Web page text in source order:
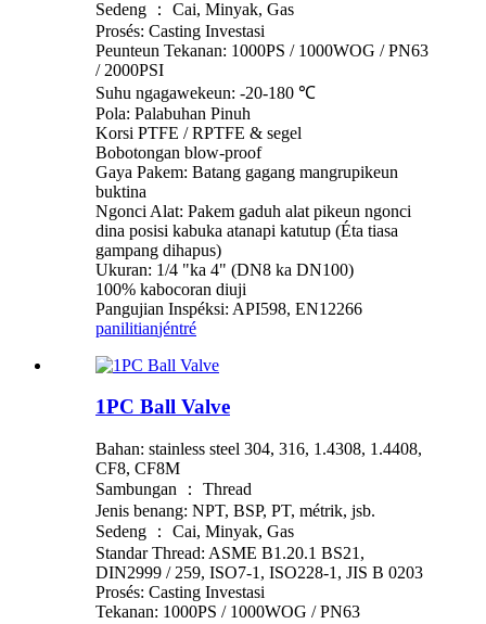
Sedeng ： Cai, Minyak, Gas
Prosés: Casting Investasi
Peunteun Tekanan: 1000PS / 1000WOG / PN63
/ 2000PSI
Suhu ngagawekeun: -20-180 ℃
Pola: Palabuhan Pinuh
Korsi PTFE / RPTFE & segel
Bobotongan blow-proof
Gaya Pakem: Batang gagang mangrupikeun
buktina
Ngonci Alat: Pakem gaduh alat pikeun ngonci
dina posisi kabuka atanapi katutup (Éta tiasa
gampang dihapus)
Ukuran: 1/4 "ka 4" (DN8 ka DN100)
100% kabocoran diuji
Pangujian Inspéksi: API598, EN12266
panilitianjéntré
1PC Ball Valve
Bahan: stainless steel 304, 316, 1.4308, 1.4408,
CF8, CF8M
Sambungan ： Thread
Jenis benang: NPT, BSP, PT, métrik, jsb.
Sedeng ： Cai, Minyak, Gas
Standar Thread: ASME B1.20.1 BS21,
DIN2999 / 259, ISO7-1, ISO228-1, JIS B 0203
Prosés: Casting Investasi
Tekanan: 1000PS / 1000WOG / PN63